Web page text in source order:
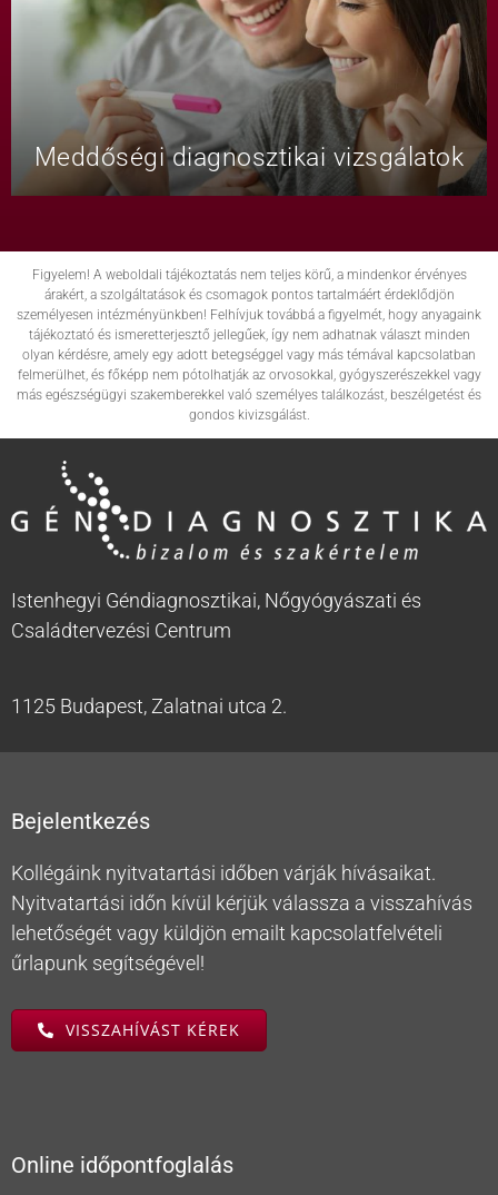
Meddőségi diagnosztikai vizsgálatok
Figyelem! A weboldali tájékoztatás nem teljes körű, a mindenkor érvényes
árakért, a szolgáltatások és csomagok pontos tartalmáért érdeklődjön
személyesen intézményünkben! Felhívjuk továbbá a figyelmét, hogy anyagaink
tájékoztató és ismeretterjesztő jellegűek, így nem adhatnak választ minden
olyan kérdésre, amely egy adott betegséggel vagy más témával kapcsolatban
felmerülhet, és főképp nem pótolhatják az orvosokkal, gyógyszerészekkel vagy
más egészségügyi szakemberekkel való személyes találkozást, beszélgetést és
gondos kivizsgálást.
Istenhegyi Géndiagnosztikai, Nőgyógyászati és
Családtervezési Centrum
1125 Budapest, Zalatnai utca 2.
Bejelentkezés
Kollégáink nyitvatartási időben várják hívásaikat.
Nyitvatartási időn kívül kérjük válassza a visszahívás
lehetőségét vagy küldjön emailt kapcsolatfelvételi
űrlapunk segítségével!
VISSZAHÍVÁST KÉREK
Online időpontfoglalás